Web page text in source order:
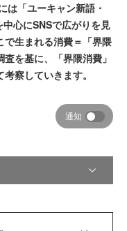
「ユーキャン新語・
心にSNSで広がりを見
で生まれる消費＝「界隈
を基に、「界隈消費」
察していきます。
通知